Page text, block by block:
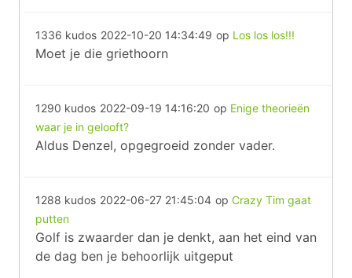
1336 kudos 2022-10-20 14:34:49 op Los los los!!!
Moet je die griethoorn
1290 kudos 2022-09-19 14:16:20 op Enige theorieën
waar je in gelooft?
Aldus Denzel, opgegroeid zonder vader.
1288 kudos 2022-06-27 21:45:04 op Crazy Tim gaat
putten
Golf is zwaarder dan je denkt, aan het eind van
de dag ben je behoorlijk uitgeput